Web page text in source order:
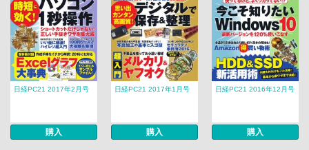
日経PC21 2017年2月号
購入
日経PC21 2017年1月号
購入
日経PC21 2016年12月号
購入